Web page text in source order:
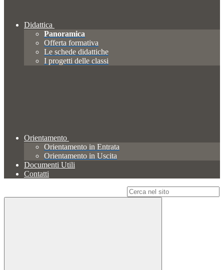
Didattica
Panoramica
Offerta formativa
Le schede didattiche
I progetti delle classi
Orientamento
Orientamento in Entrata
Orientamento in Uscita
Documenti Utili
Contatti